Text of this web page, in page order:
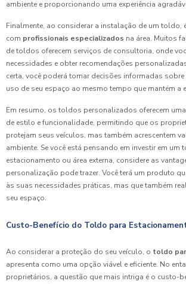
ambiente e proporcionando uma experiência
Finalmente, ao considerar a instalação de um toldo,
com profissionais especializados na área. Muitos
de toldos oferecem serviços de consultoria, onde
necessidades e obter recomendações
certa, você poderá tomar decisões informadas
uso de seu espaço ao mesmo tempo que mantém a
Em resumo, os toldos personalizados oferecem
de estilo e funcionalidade, permitindo que os
protejam seus veículos, mas também acrescentem
ambiente. Se você está pensando em investir em um
estacionamento ou área externa, considere as
personalização pode trazer. Você terá um produto
às suas necessidades práticas, mas que também
seu espaço.
Custo-Benefício do Toldo para
Ao considerar a proteção do seu veículo, o toldo
apresenta como uma opção viável e eficiente. No
proprietários, a questão que mais intriga é o custo-